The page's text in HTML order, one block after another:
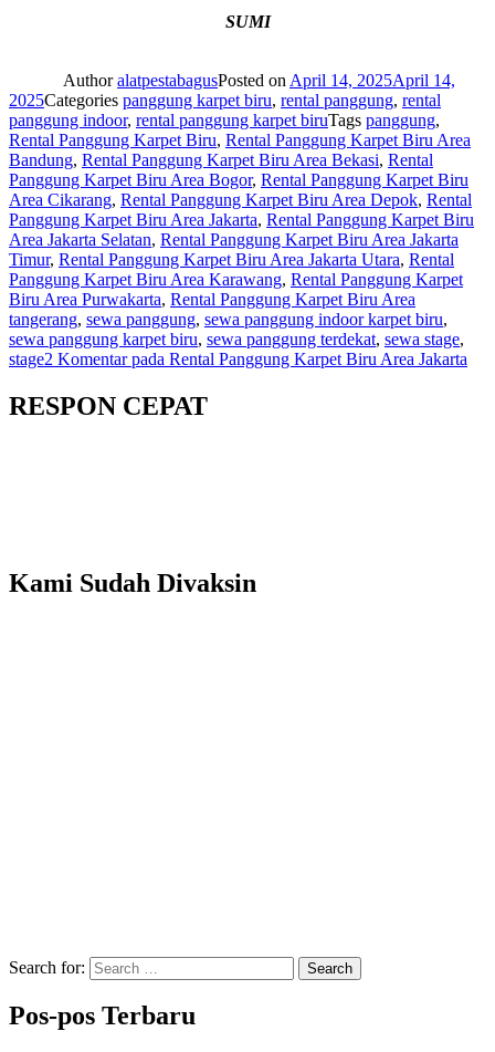
SUMI
AuthoralatpestabagusPosted on April 14, 2025April 14,
2025Categories panggung karpet biru, rental panggung, rental
panggung indoor, rental panggung karpet biruTags panggung,
Rental Panggung Karpet Biru, Rental Panggung Karpet Biru Area
Bandung, Rental Panggung Karpet Biru Area Bekasi, Rental
Panggung Karpet Biru Area Bogor, Rental Panggung Karpet Biru
Area Cikarang, Rental Panggung Karpet Biru Area Depok, Rental
Panggung Karpet Biru Area Jakarta, Rental Panggung Karpet Biru
Area Jakarta Selatan, Rental Panggung Karpet Biru Area Jakarta
Timur, Rental Panggung Karpet Biru Area Jakarta Utara, Rental
Panggung Karpet Biru Area Karawang, Rental Panggung Karpet
Biru Area Purwakarta, Rental Panggung Karpet Biru Area
tangerang, sewa panggung, sewa panggung indoor karpet biru,
sewa panggung karpet biru, sewa panggung terdekat, sewa stage,
stage2 Komentarpada Rental Panggung Karpet Biru Area Jakarta
RESPON CEPAT
Kami Sudah Divaksin
Search for: Search
Pos-pos Terbaru